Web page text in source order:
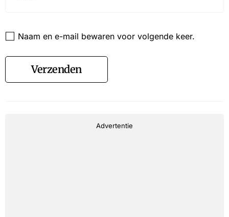
Naam en e-mail bewaren voor volgende keer.
Verzenden
Advertentie